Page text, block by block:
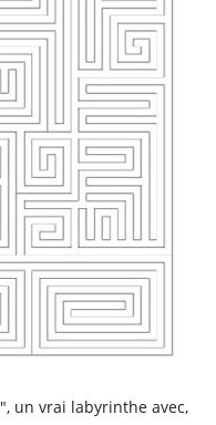
un vrai labyrinthe avec,